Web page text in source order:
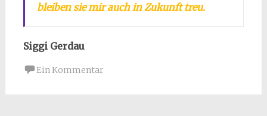
bleiben sie mir auch in Zukunft treu.
Siggi Gerdau
Ein Kommentar